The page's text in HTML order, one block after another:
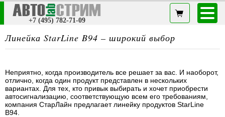
+7 (495) 782-71-09
Линейка StarLine B94 – широкий выбор
Неприятно, когда производитель все решает за вас. И наоборот,
отлично, когда один продукт представлен в нескольких
вариантах. Для тех, кто привык выбирать и хочет приобрести
автосигнализацию, соответствующую всем его требованиям,
компания СтарЛайн предлагает линейку продуктов StarLine
B94.